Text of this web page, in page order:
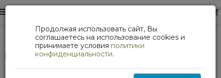
Жим от груди VictoryFit GYM-P1801
Продолжая использовать сайт, Вы
соглашаетесь на использование cookies и
принимаете условия политики
конфиденциальности.